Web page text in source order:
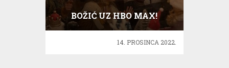
BOŽIĆ UZ HBO MAX!
14. PROSINCA 2022.